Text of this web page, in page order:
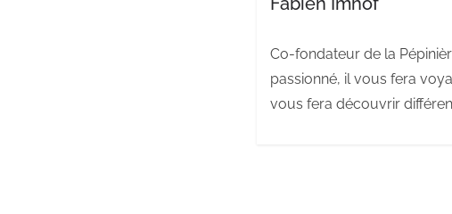
Co-fondateur de la
passionné, il vous fera
vous fera découvrir